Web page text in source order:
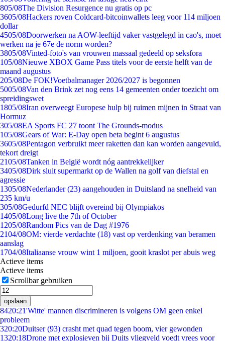
805/08The Division Resurgence nu gratis op pc
3605/08Hackers roven Coldcard-bitcoinwallets leeg voor 114 miljoen
dollar
4505/08Doorwerken na AOW-leeftijd vaker vastgelegd in cao's, moet
werken na je 67e de norm worden?
3805/08Vinted-foto's van vrouwen massaal gedeeld op seksfora
105/08Nieuwe XBOX Game Pass titels voor de eerste helft van de
maand augustus
205/08De FOK!Voetbalmanager 2026/2027 is begonnen
5005/08Van den Brink zet nog eens 14 gemeenten onder toezicht om
spreidingswet
1805/08Iran overweegt Europese hulp bij ruimen mijnen in Straat van
Hormuz
305/08EA Sports FC 27 toont The Grounds-modus
105/08Gears of War: E-Day open beta begint 6 augustus
3605/08Pentagon verbruikt meer raketten dan kan worden aangevuld,
tekort dreigt
2105/08Tanken in België wordt nóg aantrekkelijker
3405/08Dirk sluit supermarkt op de Wallen na golf van diefstal en
agressie
1305/08Nederlander (23) aangehouden in Duitsland na snelheid van
235 km/u
305/08Gedurfd NEC blijft overeind bij Olympiakos
1405/08Long live the 7th of October
1205/08Random Pics van de Dag #1976
2104/08OM: vierde verdachte (18) vast op verdenking van beramen
aanslag
1704/08Italiaanse vrouw wint 1 miljoen, gooit kraslot per abuis weg
Actieve items
Actieve items
Scrollbar gebruiken
opslaan
8420:21'Witte' mannen discrimineren is volgens OM geen enkel
probleem
320:20Duitser (93) crasht met quad tegen boom, vier gewonden
1320:18Drone met explosieven bij Duits vliegveld voedt vrees voor